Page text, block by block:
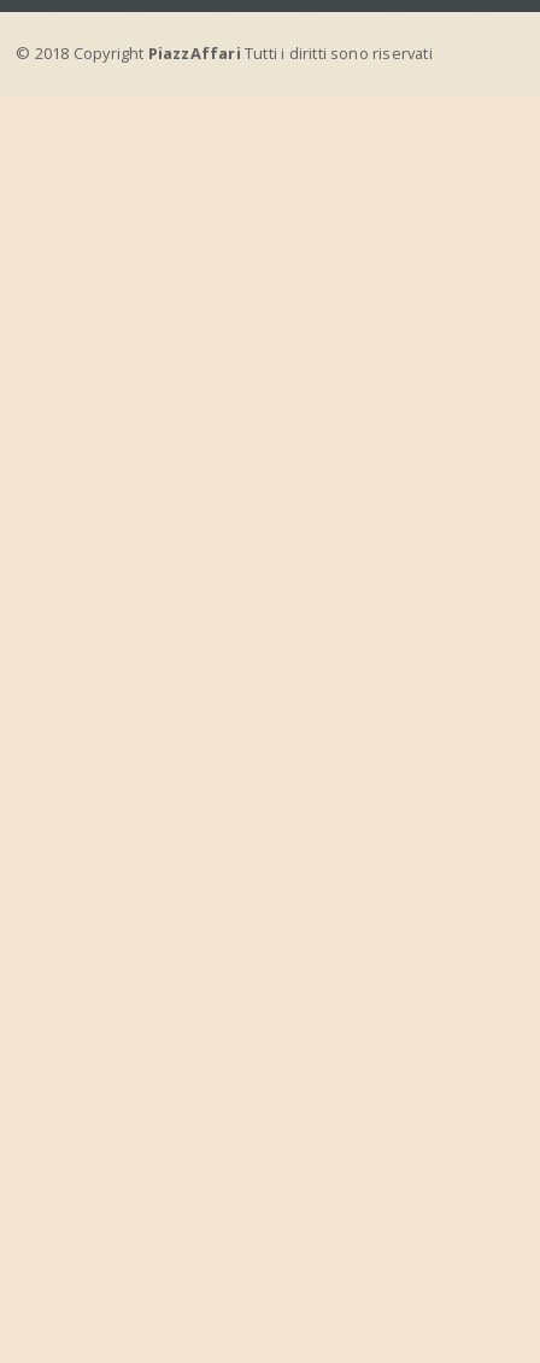
© 2018 Copyright PiazzAffari Tutti i diritti sono riservati